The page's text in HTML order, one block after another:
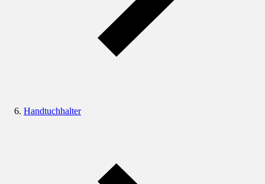
Handtuchhalter